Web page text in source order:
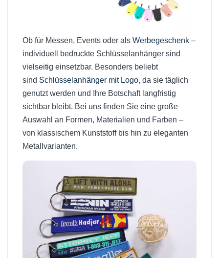
Ob für Messen, Events oder als Werbegeschenk –
individuell bedruckte Schlüsselanhänger sind
vielseitig einsetzbar. Besonders beliebt
sind Schlüsselanhänger mit Logo, da sie täglich
genutzt werden und Ihre Botschaft langfristig
sichtbar bleibt. Bei uns finden Sie eine große
Auswahl an Formen, Materialien und Farben –
von klassischem Kunststoff bis hin zu eleganten
Metallvarianten.